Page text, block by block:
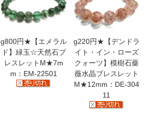
g800円★【エメラル
ド】緑玉☆天然石ブ
レスレットM★7m
m：EM-22501
g220円★【デンドラ
イト・イン・ローズ
クォーツ】模樹石薔
薇水晶ブレスレット
M★12mm：DE-304
11